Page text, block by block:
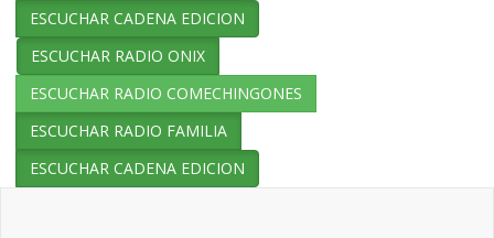
ESCUCHAR CADENA EDICION
ESCUCHAR RADIO ONIX
ESCUCHAR RADIO COMECHINGONES
ESCUCHAR RADIO FAMILIA
ESCUCHAR CADENA EDICION